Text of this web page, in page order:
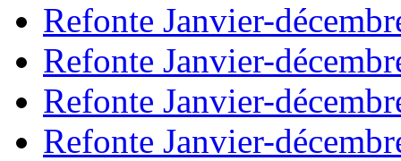
Refonte Janvier-
Refonte Janvier-
Refonte Janvier-
Refonte Janvier-